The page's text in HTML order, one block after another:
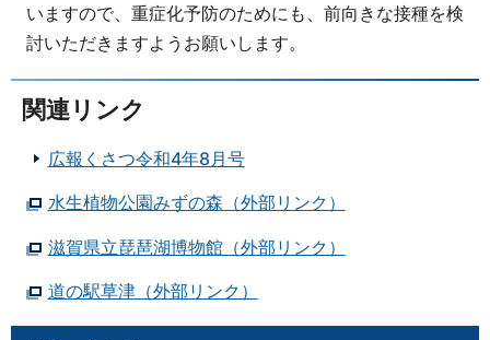
いますので、重症化予防のためにも、前向きな接種を検
討いただきますようお願いします。
関連リンク
広報くさつ令和4年8月号
水生植物公園みずの森（外部リンク）
滋賀県立琵琶湖博物館（外部リンク）
道の駅草津（外部リンク）